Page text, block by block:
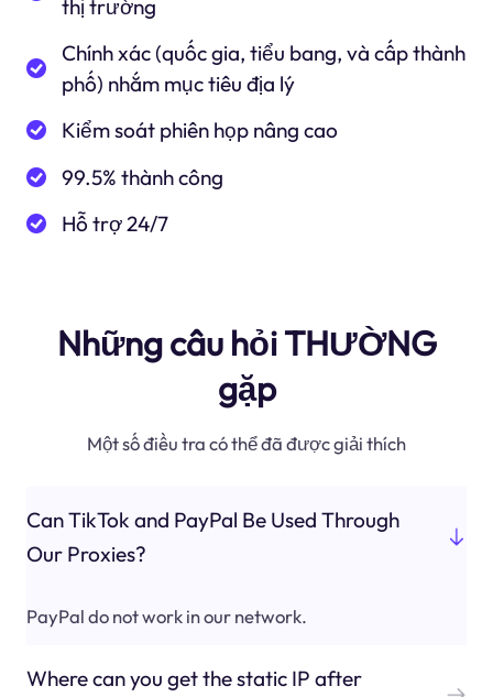
thị trường
Chính xác (quốc gia, tiểu bang, và cấp thành
phố) nhắm mục tiêu địa lý
Kiểm soát phiên họp nâng cao
99.5% thành công
Hỗ trợ 24/7
Những câu hỏi THƯỜNG
gặp
Một số điều tra có thể đã được giải thích
Can TikTok and PayPal Be Used Through
Our Proxies?
PayPal do not work in our network.
Where can you get the static IP after